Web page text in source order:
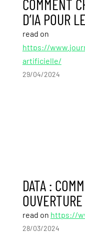
COMMENT
D’IA POUR
read on
https://
artificielle/
29/04/2024
DATA :
read on https://
28/03/2024